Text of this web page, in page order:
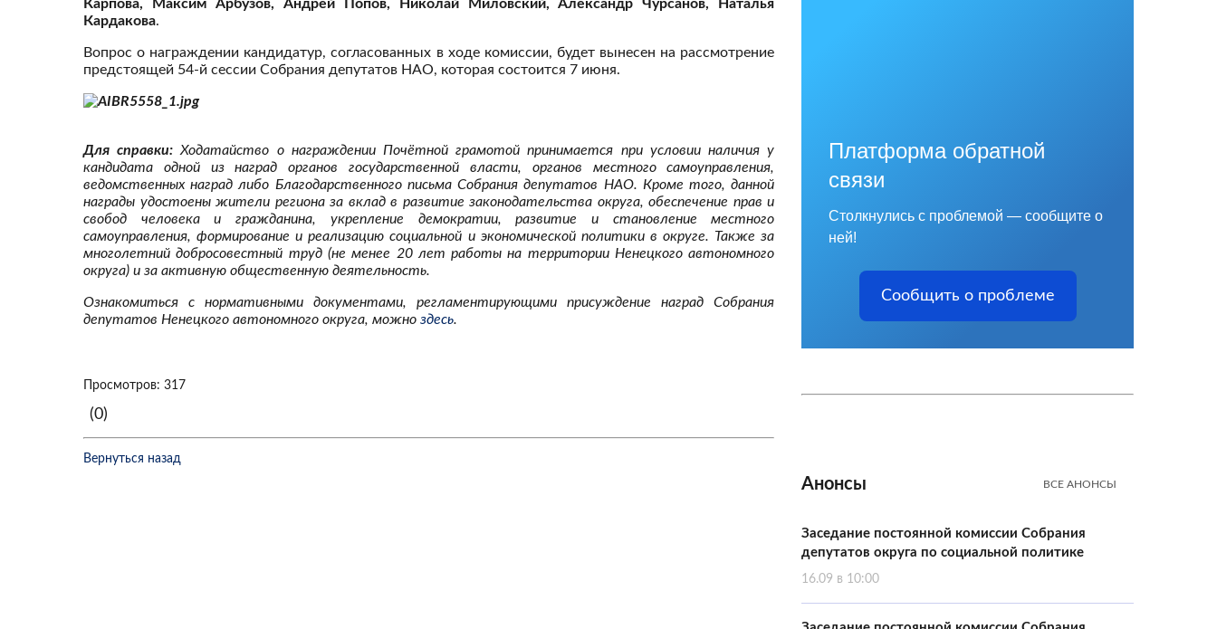
Карпова, Максим Арбузов, Андрей Попов, Николай Миловский, Александр Чурсанов, Наталья
Кардакова.
Вопрос о награждении кандидатур, согласованных в ходе комиссии, будет вынесен на рассмотрение
предстоящей 54-й сессии Собрания депутатов НАО, которая состоится 7 июня.
Для справки: Ходатайство о награждении Почётной грамотой принимается при условии наличия у
кандидата одной из наград органов государственной власти, органов местного самоуправления,
ведомственных наград либо Благодарственного письма Собрания депутатов НАО. Кроме того, данной
награды удостоены жители региона за вклад в развитие законодательства округа, обеспечение прав и
свобод человека и гражданина, укрепление демократии, развитие и становление местного
самоуправления, формирование и реализацию социальной и экономической политики в округе. Также за
многолетний добросовестный труд (не менее 20 лет работы на территории Ненецкого автономного
округа) и за активную общественную деятельность.
Ознакомиться с нормативными документами, регламентирующими присуждение наград Собрания
депутатов Ненецкого автономного округа, можно здесь.
Просмотров: 317
(0)
Вернуться назад
Платформа обратной
связи
Столкнулись с проблемой — сообщите о
ней!
Сообщить о проблеме
Анонсы ВСЕ АНОНСЫ
Заседание постоянной комиссии Собрания
депутатов округа по социальной политике
16.09 в 10:00